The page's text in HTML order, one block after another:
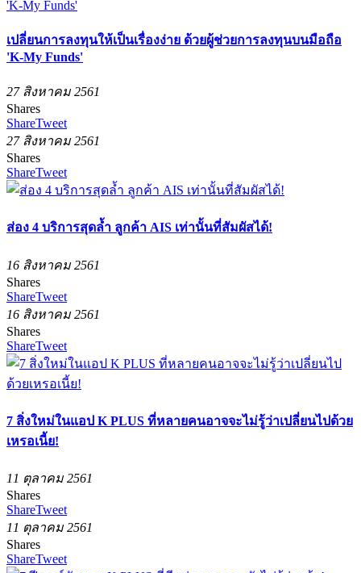
เปลี่ยนการลงทุนให้เป็นเรื่องง่าย ด้วยผู้ช่วยการลงทุนบนมือถือ
'K-My Funds'
27 สิงหาคม 2561
Shares
ShareTweet
27 สิงหาคม 2561
Shares
ShareTweet
ส่อง 4 บริการสุดล้ำ ลูกค้า AIS เท่านั้นที่สัมผัสได้!
16 สิงหาคม 2561
Shares
ShareTweet
16 สิงหาคม 2561
Shares
ShareTweet
7 สิ่งใหม่ในแอป K PLUS ที่หลายคนอาจจะไม่รู้ว่าเปลี่ยนไปด้วย
เหรอเนี้ย!
11 ตุลาคม 2561
Shares
ShareTweet
11 ตุลาคม 2561
Shares
ShareTweet